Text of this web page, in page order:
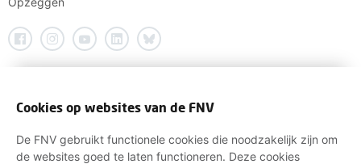
Cookies op websites van de FNV
De FNV gebruikt functionele cookies die noodzakelijk zijn om
de websites goed te laten functioneren. Deze cookies